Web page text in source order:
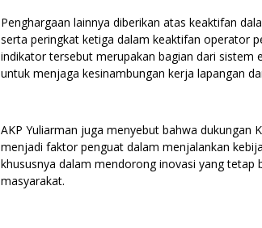
Penghargaan lainnya diberikan atas keaktifan
serta peringkat ketiga dalam keaktifan operator
indikator tersebut merupakan bagian dari sistem
untuk menjaga kesinambungan kerja lapangan
AKP Yuliarman juga menyebut bahwa dukungan
menjadi faktor penguat dalam menjalankan
khususnya dalam mendorong inovasi yang tetap
masyarakat.